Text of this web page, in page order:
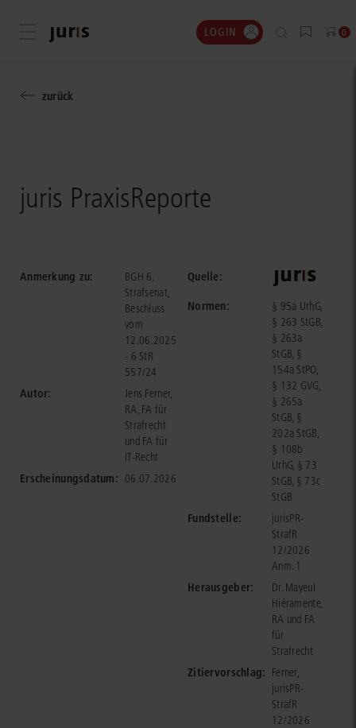
Menü öffnen LOGIN 0
zurück
juris PraxisReporte
Anmerkung zu:
BGH 6.
Strafsenat,
Beschluss
vom
12.06.2025
- 6 StR
557/24
Autor:
Jens Ferner,
RA, FA für
Strafrecht
und FA für
IT-Recht
Erscheinungsdatum: 06.07.2026
Quelle:
Normen:
§ 95a UrhG,
§ 263 StGB,
§ 263a
StGB, §
154a StPO,
§ 132 GVG,
§ 265a
StGB, §
202a StGB,
§ 108b
UrhG, § 73
StGB, § 73c
StGB
Fundstelle:
jurisPR-
StrafR
12/2026
Anm. 1
Herausgeber:
Dr. Mayeul
Hiéramente,
RA und FA
für
Strafrecht
Zitiervorschlag: Ferner,
jurisPR-
StrafR
12/2026